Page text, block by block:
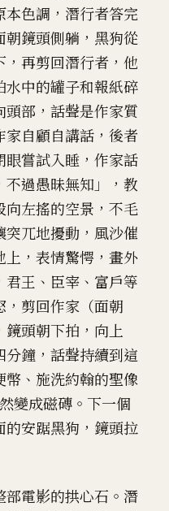
本色調，潛行者答完
鏡頭側躺，黑狗從
，再剪回潛行者，他
水中的罐子和報紙碎
頭部，話聲是作家質
家自顧自講話，後者
眼嘗試入睡，作家話
過愚昧無知」，教
向左搖的空景，不毛
兀地擾動，風沙催
上，表情驚愕，畫外
君王、臣宰、富戶等
，剪回作家（面朝
鏡頭朝下拍，向上
鐘，話聲持續到這
幣、施洗約翰的聖像
變成磁磚。下一個
的安踞黑狗，鏡頭拉
部電影的拱心石。潛